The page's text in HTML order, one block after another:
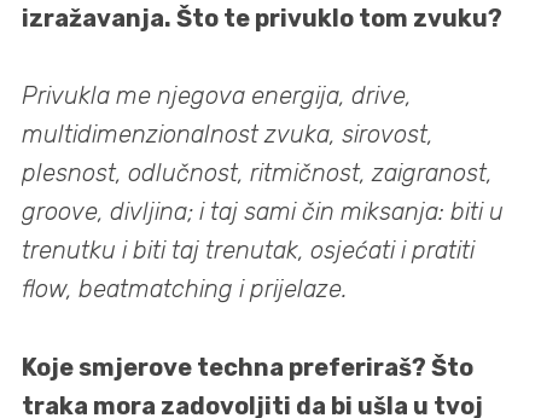
izražavanja. Što te privuklo tom zvuku?
Privukla me njegova energija, drive,
multidimenzionalnost zvuka, sirovost,
plesnost, odlučnost, ritmičnost, zaigranost,
groove, divljina; i taj sami čin miksanja: biti u
trenutku i biti taj trenutak, osjećati i pratiti
flow, beatmatching i prijelaze.
Koje smjerove techna preferiraš? Što
traka mora zadovoljiti da bi ušla u tvoj